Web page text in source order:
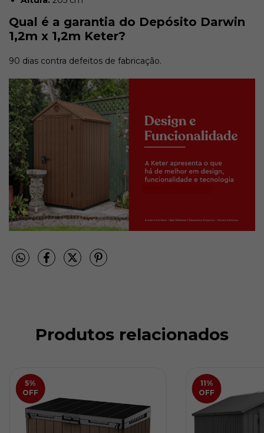
Qual é a garantia do Depósito Darwin
1,2m x 1,2m Keter?
90 dias contra defeitos de fabricação.
Produtos relacionados
5%
OFF
11%
OFF